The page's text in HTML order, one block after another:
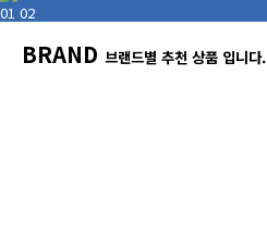
01 02
BRAND 브랜드별 추천 상품 입니다.